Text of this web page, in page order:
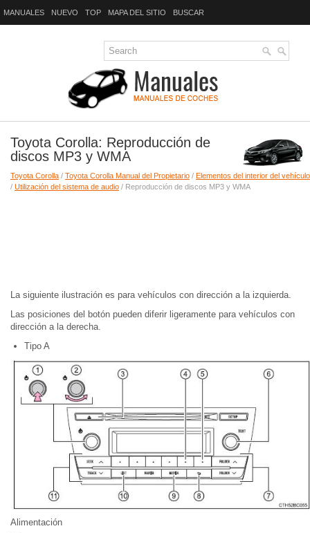
MANUALES NUEVO TOP MAPA DEL SITIO BUSCAR
Toyota Corolla: Reproducción de
discos MP3 y WMA
Toyota Corolla / Toyota Corolla Manual del Propietario / Elementos del interior del vehículo
/ Utilización del sistema de audio / Reproducción de discos MP3 y WMA
La siguiente ilustración es para vehículos con dirección a la izquierda.
Las posiciones del botón pueden diferir ligeramente para vehículos con
dirección a la derecha.
Tipo A
Alimentación